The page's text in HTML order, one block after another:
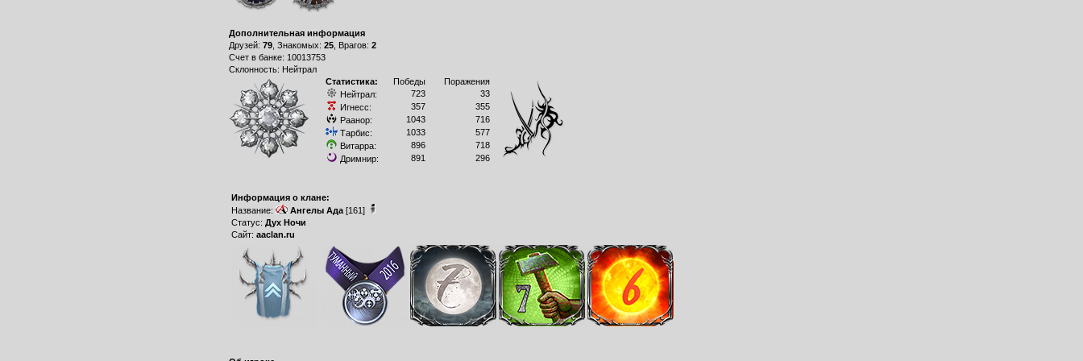
Дополнительная информация
Друзей: 79, Знакомых: 25, Врагов: 2
Счет в банке: 10013753
Склонность: Нейтрал
Статистика:
Победы
Поражения
Нейтрал:
723
33
Игнесс:
357
355
Раанор:
1043
716
Тарбис:
1033
577
Витарра:
896
718
Дримнир:
891 296
Информация о клане:
Название:
Ангелы Ада[161]
Статус: Дух Ночи
Сайт: aaclan.ru